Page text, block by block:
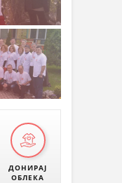
ДОНИРАЈ
ОБЛЕКА